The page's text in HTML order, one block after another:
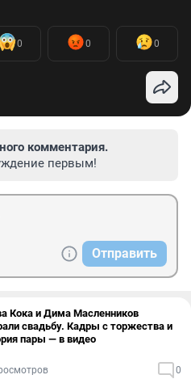
0 0 0
комментария.
первым!
Отправить
Кока и Дима Масленников
свадьбу. Кадры с торжества и
пары — в видео
0